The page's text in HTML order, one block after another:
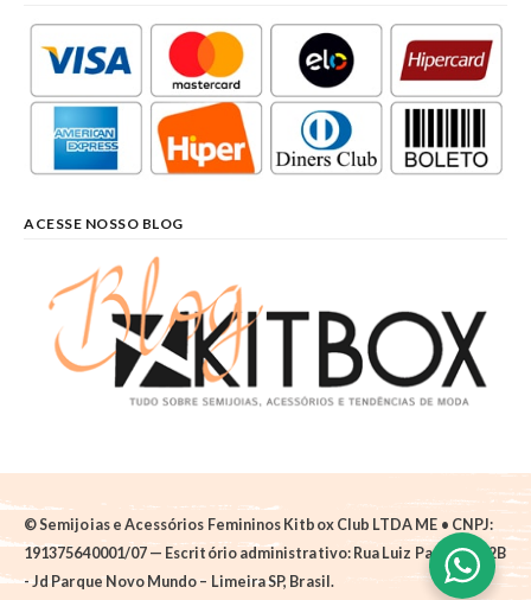
ACESSE NOSSO BLOG
© Semijoias e Acessórios Femininos Kitbox Club LTDA ME • CNPJ:
191375640001/07 — Escritório administrativo: Rua Luiz Pantano, 62B
- Jd Parque Novo Mundo – Limeira SP, Brasil.